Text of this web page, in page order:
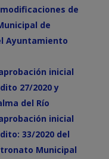
de
de
Ayuntamiento
inicial
27/2020 y
del Río
inicial
33/2020 del
Municipal